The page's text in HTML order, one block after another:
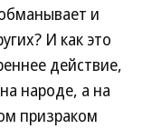
и
И как это
действие,
народе, а на
призраком